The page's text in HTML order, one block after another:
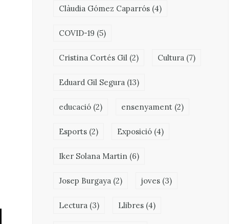
Clàudia Gómez Caparrós (4)
COVID-19 (5)
Cristina Cortés Gil (2) Cultura (7)
Eduard Gil Segura (13)
educació (2) ensenyament (2)
Esports (2) Exposició (4)
Iker Solana Martin (6)
Josep Burgaya (2) joves (3)
Lectura (3) Llibres (4)